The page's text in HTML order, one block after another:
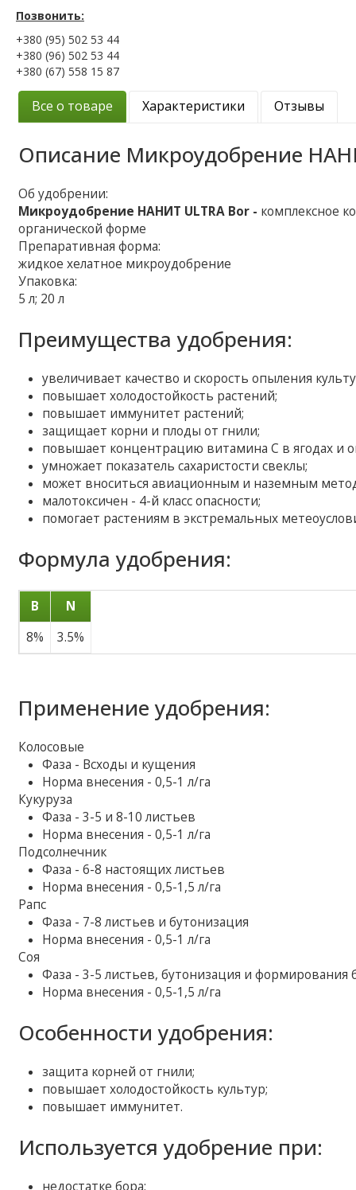
Позвонить:
+380 (95) 502 53 44
+380 (96) 502 53 44
+380 (67) 558 15 87
Все о товаре Характеристики Отзывы
Описание Микроудобрение
Об удобрении:
Микроудобрение НАНИТ ULTRA Bor - комплексное
органической форме
Препаративная форма:
жидкое хелатное микроудобрение
Упаковка:
5 л; 20 л
Преимущества удобрения:
увеличивает качество и скорость опыления
повышает холодостойкость растений;
повышает иммунитет растений;
защищает корни и плоды от гнили;
повышает концентрацию витамина С в ягодах и
умножает показатель сахаристости свеклы;
может вноситься авиационным и наземным
малотоксичен - 4-й класс опасности;
помогает растениям в экстремальных
Формула удобрения:
B
N
8%
3.5%
Применение удобрения:
Колосовые
Фаза - Всходы и кущения
Норма внесения - 0,5-1 л/га
Кукуруза
Фаза - 3-5 и 8-10 листьев
Норма внесения - 0,5-1 л/га
Подсолнечник
Фаза - 6-8 настоящих листьев
Норма внесения - 0,5-1,5 л/га
Рапс
Фаза - 7-8 листьев и бутонизация
Норма внесения - 0,5-1 л/га
Соя
Фаза - 3-5 листьев, бутонизация и формирования
Норма внесения - 0,5-1,5 л/га
Особенности удобрения:
защита корней от гнили;
повышает холодостойкость культур;
повышает иммунитет.
Используется удобрение при:
недостатке бора;